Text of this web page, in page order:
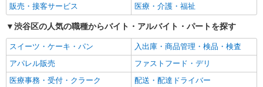
販売・接客サービス
医療・介護・福祉
渋谷区の人気の職種からバイト・アルバイト・パートを探す
スイーツ・ケーキ・パン
入出庫・商品管理・検品・検査
アパレル販売
ファストフード・デリ
医療事務・受付・クラーク
配送・配達ドライバー